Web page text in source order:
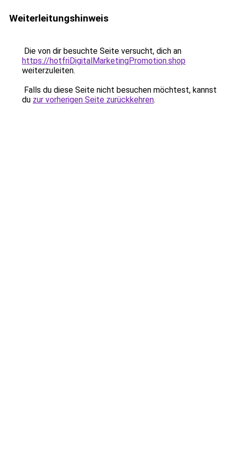
Weiterleitungshinweis
Die von dir besuchte Seite versucht, dich an
https://hotfriDigitalMarketingPromotion.shop
weiterzuleiten.
Falls du diese Seite nicht besuchen möchtest, kannst
du zur vorherigen Seite zurückkehren.